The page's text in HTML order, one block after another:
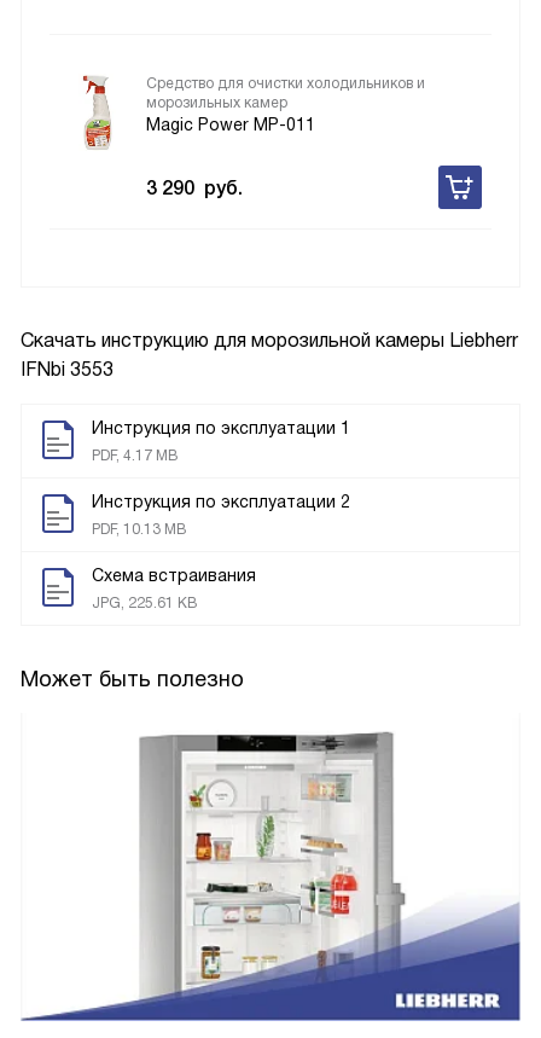
Скачать инструкцию для морозильной камеры Liebherr
IFNbi 3553
Инструкция по эксплуатации 1
PDF, 4.17 MB
Инструкция по эксплуатации 2
PDF, 10.13 MB
Схема встраивания
JPG, 225.61 KB
Может быть полезно
Средство для очистки холодильников и
морозильных камер
Magic Power MP-011
3 290 руб.